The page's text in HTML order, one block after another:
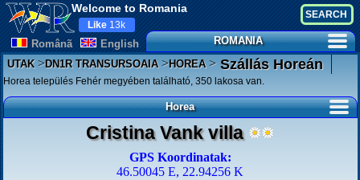
Welcome to Romania
Românã English
Like 13k
ROMANIA
UTAK>DN1R TRANSURSOAIA>HOREA>Szállás Horeán
Horea település Fehér megyében található, 350 lakosa van.
Horea
Cristina Vank villa
GPS Koordinatak:
46.50045 E, 22.94256 K